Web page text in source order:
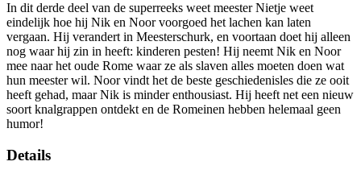
In dit derde deel van de superreeks weet meester Nietje weet
eindelijk hoe hij Nik en Noor voorgoed het lachen kan laten
vergaan. Hij verandert in Meesterschurk, en voortaan doet hij alleen
nog waar hij zin in heeft: kinderen pesten! Hij neemt Nik en Noor
mee naar het oude Rome waar ze als slaven alles moeten doen wat
hun meester wil. Noor vindt het de beste geschiedenisles die ze ooit
heeft gehad, maar Nik is minder enthousiast. Hij heeft net een nieuw
soort knalgrappen ontdekt en de Romeinen hebben helemaal geen
humor!
Details